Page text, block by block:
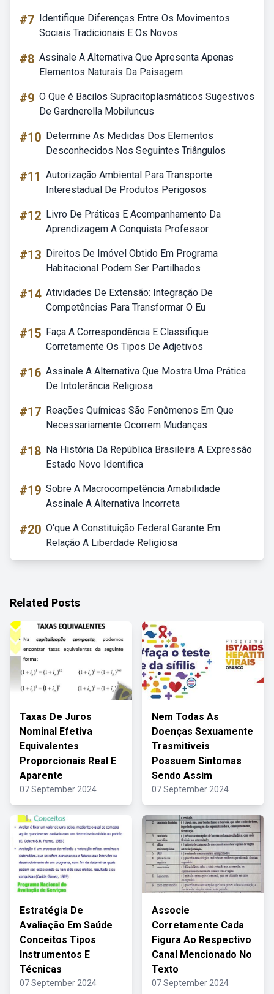
#7 Identifique Diferenças Entre Os Movimentos
Sociais Tradicionais E Os Novos
#8 Assinale A Alternativa Que Apresenta Apenas
Elementos Naturais Da Paisagem
#9 O Que é Bacilos Supracitoplasmáticos Sugestivos
De Gardnerella Mobiluncus
#10 Determine As Medidas Dos Elementos
Desconhecidos Nos Seguintes Triângulos
#11 Autorização Ambiental Para Transporte
Interestadual De Produtos Perigosos
#12 Livro De Práticas E Acompanhamento Da
Aprendizagem A Conquista Professor
#13 Direitos De Imóvel Obtido Em Programa
Habitacional Podem Ser Partilhados
#14 Atividades De Extensão: Integração De
Competências Para Transformar O Eu
#15 Faça A Correspondência E Classifique
Corretamente Os Tipos De Adjetivos
#16 Assinale A Alternativa Que Mostra Uma Prática
De Intolerância Religiosa
#17 Reações Químicas São Fenômenos Em Que
Necessariamente Ocorrem Mudanças
#18 Na História Da República Brasileira A Expressão
Estado Novo Identifica
#19 Sobre A Macrocompetência Amabilidade
Assinale A Alternativa Incorreta
#20 O'que A Constituição Federal Garante Em
Relação A Liberdade Religiosa
Related Posts
Taxas De Juros
Nominal Efetiva
Equivalentes
Proporcionais Real E
Aparente
07 September 2024
Nem Todas As
Doenças Sexuamente
Trasmitiveis
Possuem Sintomas
Sendo Assim
07 September 2024
Estratégia De
Avaliação Em Saúde
Conceitos Tipos
Instrumentos E
Técnicas
07 September 2024
Associe
Corretamente Cada
Figura Ao Respectivo
Canal Mencionado No
Texto
07 September 2024